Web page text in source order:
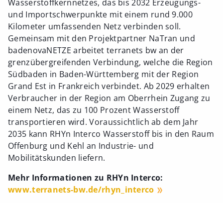
Wasserstoffkernnetzes, das bis 2032 Erzeugungs-
und Importschwerpunkte mit einem rund 9.000
Kilometer umfassenden Netz verbinden soll.
Gemeinsam mit den Projektpartner NaTran und
badenovaNETZE arbeitet terranets bw an der
grenzübergreifenden Verbindung, welche die Region
Südbaden in Baden-Württemberg mit der Region
Grand Est in Frankreich verbindet. Ab 2029 erhalten
Verbraucher in der Region am Oberrhein Zugang zu
einem Netz, das zu 100 Prozent Wasserstoff
transportieren wird. Voraussichtlich ab dem Jahr
2035 kann RHYn Interco Wasserstoff bis in den Raum
Offenburg und Kehl an Industrie- und
Mobilitätskunden liefern.
Mehr Informationen zu RHYn Interco:
www.terranets-bw.de/rhyn_interco